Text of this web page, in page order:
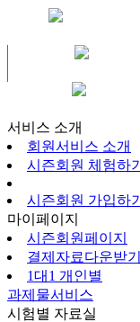
서비스 소개
회원서비스 소개
시즌회원 체험하기
시즌회원 가입하기
마이페이지
시즌회원페이지
결제자료다운받기
1대1 개인별
과제물서비스
시험별 자료실